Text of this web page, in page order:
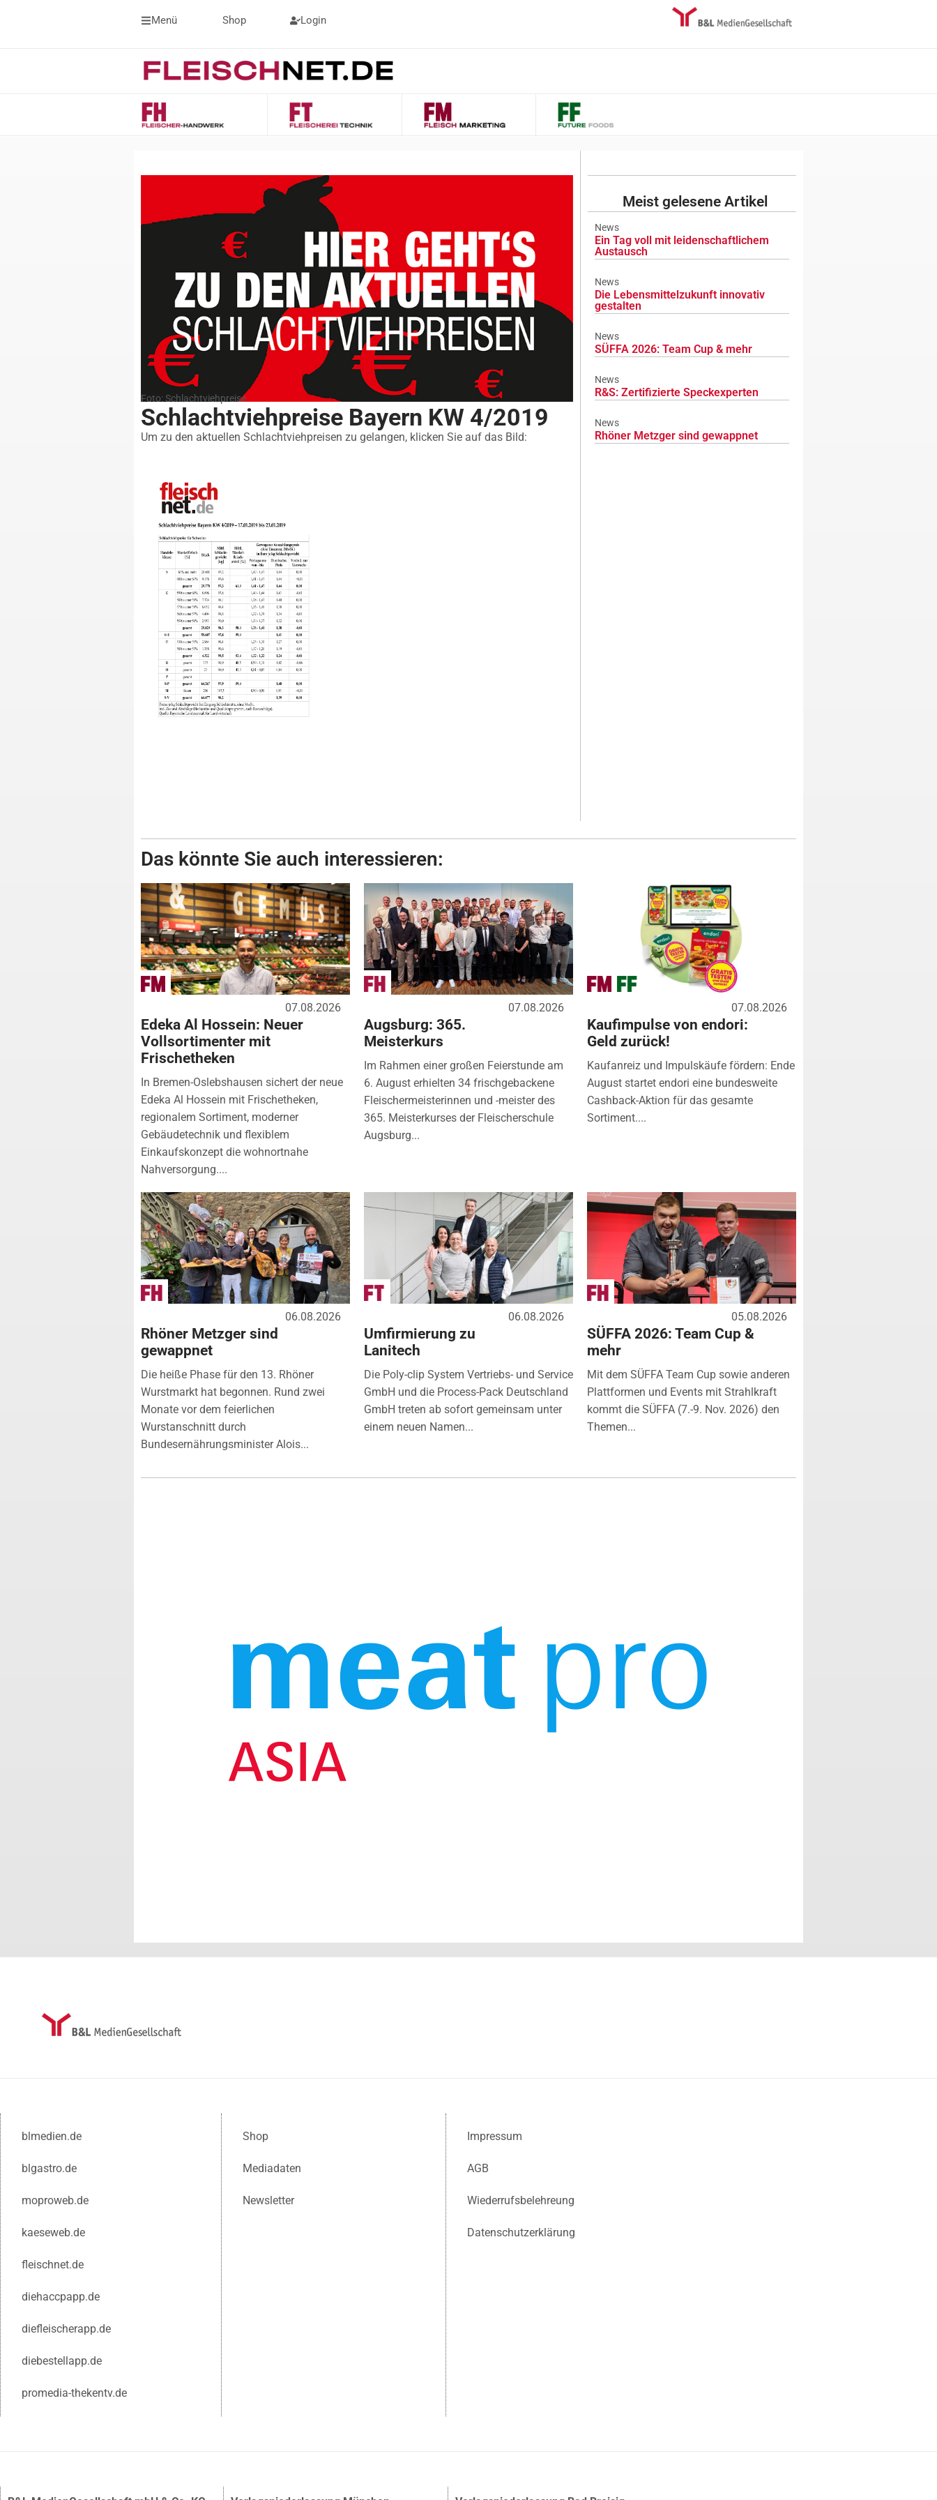
Menü Shop Login
Foto: Schlachtviehpreise
Schlachtviehpreise Bayern KW 4/2019
Um zu den aktuellen Schlachtviehpreisen zu gelangen, klicken Sie auf das Bild:
Meist gelesene Artikel
News
Ein Tag voll mit leidenschaftlichem
Austausch
News
Die Lebensmittelzukunft innovativ
gestalten
News
SÜFFA 2026: Team Cup & mehr
News
R&S: Zertifizierte Speckexperten
News
Rhöner Metzger sind gewappnet
Das könnte Sie auch interessieren:
07.08.2026
Edeka Al Hossein: Neuer
Vollsortimenter mit
Frischetheken
In Bremen-Oslebshausen sichert der neue
Edeka Al Hossein mit Frischetheken,
regionalem Sortiment, moderner
Gebäudetechnik und flexiblem
Einkaufskonzept die wohnortnahe
Nahversorgung....
07.08.2026
Augsburg: 365.
Meisterkurs
Im Rahmen einer großen Feierstunde am
6. August erhielten 34 frischgebackene
Fleischermeisterinnen und -meister des
365. Meisterkurses der Fleischerschule
Augsburg...
07.08.2026
Kaufimpulse von endori:
Geld zurück!
Kaufanreiz und Impulskäufe fördern: Ende
August startet endori eine bundesweite
Cashback-Aktion für das gesamte
Sortiment....
06.08.2026
Rhöner Metzger sind
gewappnet
Die heiße Phase für den 13. Rhöner
Wurstmarkt hat begonnen. Rund zwei
Monate vor dem feierlichen
Wurstanschnitt durch
Bundesernährungsminister Alois...
06.08.2026
Umfirmierung zu
Lanitech
Die Poly-clip System Vertriebs- und Service
GmbH und die Process-Pack Deutschland
GmbH treten ab sofort gemeinsam unter
einem neuen Namen...
05.08.2026
SÜFFA 2026: Team Cup &
mehr
Mit dem SÜFFA Team Cup sowie anderen
Plattformen und Events mit Strahlkraft
kommt die SÜFFA (7.-9. Nov. 2026) den
Themen...
blmedien.de
blgastro.de
moproweb.de
kaeseweb.de
fleischnet.de
diehaccpapp.de
diefleischerapp.de
diebestellapp.de
promedia-thekentv.de
Shop
Mediadaten
Newsletter
Impressum
AGB
Wiederrufsbelehreung
Datenschutzerklärung